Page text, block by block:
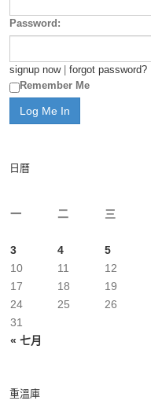
Password:
signup now| forgot password?
Remember Me
日曆
一
二 三
« 七月
3
4 5
10
11 12
17
18 19
24
25 26
31
重溫庫